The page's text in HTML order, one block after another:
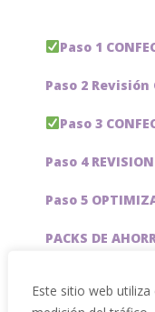
Este sitio web
Paso 1
Paso 2 Revisión
Paso 3
Paso 4
Paso 5
PACKS DE